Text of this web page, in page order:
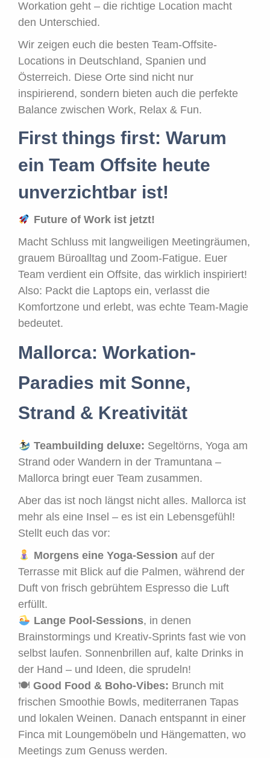
Workation geht – die richtige Location macht
den Unterschied.
Wir zeigen euch die besten Team-Offsite-
Locations in Deutschland, Spanien und
Österreich. Diese Orte sind nicht nur
inspirierend, sondern bieten auch die perfekte
Balance zwischen Work, Relax & Fun.
First things first: Warum
ein Team Offsite heute
unverzichtbar ist!
Future of Work ist jetzt!
Macht Schluss mit langweiligen Meetingräumen,
grauem Büroalltag und Zoom-Fatigue. Euer
Team verdient ein Offsite, das wirklich inspiriert!
Also: Packt die Laptops ein, verlasst die
Komfortzone und erlebt, was echte Team-Magie
bedeutet.
Mallorca: Workation-
Paradies mit Sonne,
Strand & Kreativität
Teambuilding deluxe: Segeltörns, Yoga am
Strand oder Wandern in der Tramuntana –
Mallorca bringt euer Team zusammen.
Aber das ist noch längst nicht alles. Mallorca ist
mehr als eine Insel – es ist ein Lebensgefühl!
Stellt euch das vor:
Morgens eine Yoga-Session auf der
Terrasse mit Blick auf die Palmen, während der
Duft von frisch gebrühtem Espresso die Luft
erfüllt.
Lange Pool-Sessions, in denen
Brainstormings und Kreativ-Sprints fast wie von
selbst laufen. Sonnenbrillen auf, kalte Drinks in
der Hand – und Ideen, die sprudeln!
🍽 Good Food & Boho-Vibes: Brunch mit
frischen Smoothie Bowls, mediterranen Tapas
und lokalen Weinen. Danach entspannt in einer
Finca mit Loungemöbeln und Hängematten, wo
Meetings zum Genuss werden.